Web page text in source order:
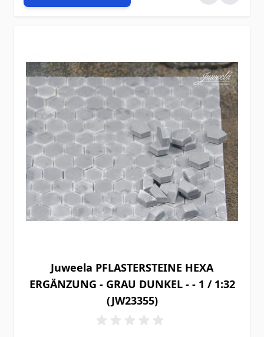
Juweela PFLASTERSTEINE HEXA
ERGÄNZUNG - GRAU DUNKEL - - 1 / 1:32
(JW23355)